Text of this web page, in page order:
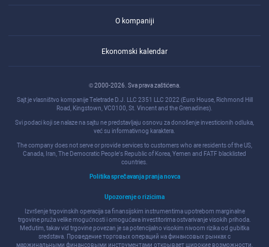
O kompaniji
Ekonomski kalendar
© 2000-2026. Sva prava zaštićena.
Sajt je vlasništvo kompanije Teletrade D.J. LLC 2351 LLC 2022 (Euro House, Richmond Hill
Road, Kingstown, VC0100, St. Vincent and the Grenadines).
Svi podaci koji se nalaze na sajtu ne predstavljaju osnovu za donošenje investicionih odluka,
već su informativnog karaktera.
The company does not serve or provide services to customers who are residents of the US,
Canada, Iran, The Democratic People's Republic of Korea, Yemen and FATF blacklisted
countries.
Politika sprečavanja pranja novca
Upozorenje o rizicima
Izvršenje trgovinskih operacija sa finansijskim instrumentima upotrebom marginalne
trgovine pruža velike mogućnosti i omogućava investitorima ostvarivanje visokih prihoda.
Međutim, takav vid trgovine povezan je sa potencijalno visokim nivoom rizika od gubitka
sredstava. Проведение торговых операций на финанcовых рынках c
маржинальными финанcовыми инcтрументами открывает широкие возможноcти,